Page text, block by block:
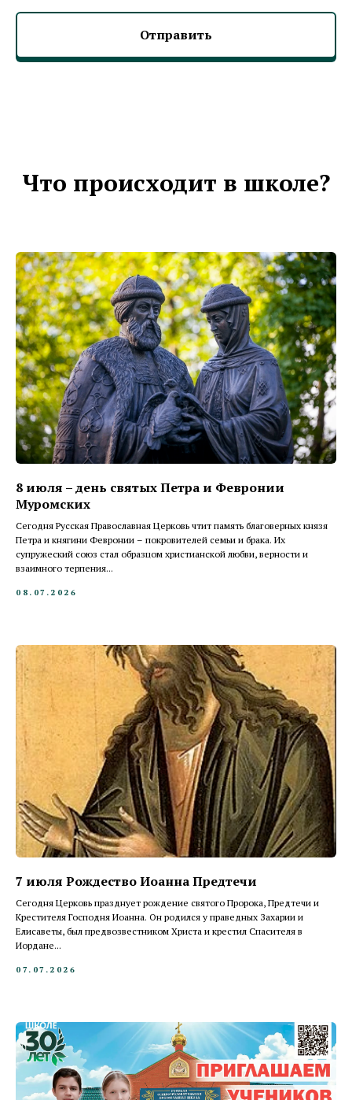
Отправить
Что происходит в школе?
8 июля – день святых Петра и Февронии
Муромских
Сегодня Русская Православная Церковь чтит память благоверных князя
Петра и княгини Февронии – покровителей семьи и брака. Их
супружеский союз стал образцом христианской любви, верности и
взаимного терпения...
08.07.2026
7 июля Рождество Иоанна Предтечи
Сегодня Церковь празднует рождение святого Пророка, Предтечи и
Крестителя Господня Иоанна. Он родился у праведных Захарии и
Елисаветы, был предвозвестником Христа и крестил Спасителя в
Иордане...
07.07.2026